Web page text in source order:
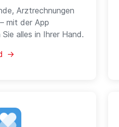
Arzt­rechnungen
mit der App
Sie alles in Ihrer Hand.
→